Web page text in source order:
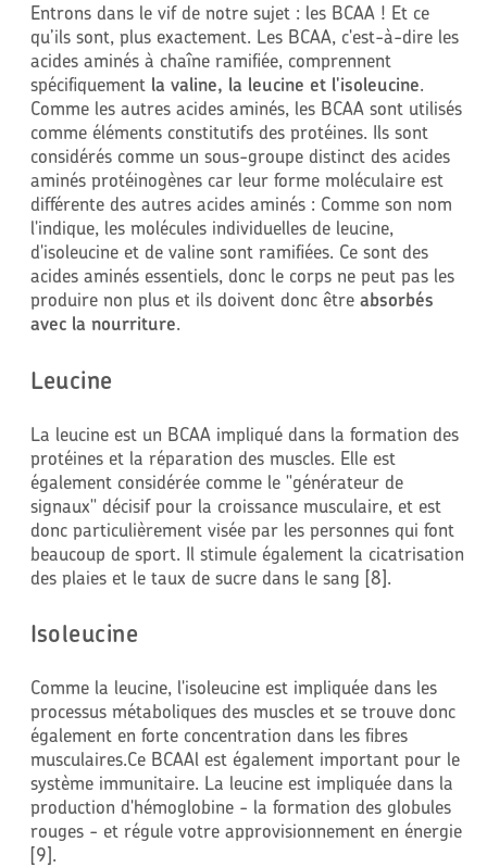
Entrons dans le vif de notre sujet : les BCAA ! Et ce
qu’ils sont, plus exactement. Les BCAA, c'est-à-dire les
acides aminés à chaîne ramifiée, comprennent
spécifiquement la valine, la leucine et l'isoleucine.
Comme les autres acides aminés, les BCAA sont utilisés
comme éléments constitutifs des protéines. Ils sont
considérés comme un sous-groupe distinct des acides
aminés protéinogènes car leur forme moléculaire est
différente des autres acides aminés : Comme son nom
l'indique, les molécules individuelles de leucine,
d'isoleucine et de valine sont ramifiées. Ce sont des
acides aminés essentiels, donc le corps ne peut pas les
produire non plus et ils doivent donc être absorbés
avec la nourriture.
Leucine
La leucine est un BCAA impliqué dans la formation des
protéines et la réparation des muscles. Elle est
également considérée comme le "générateur de
signaux" décisif pour la croissance musculaire, et est
donc particulièrement visée par les personnes qui font
beaucoup de sport. Il stimule également la cicatrisation
des plaies et le taux de sucre dans le sang [8].
Isoleucine
Comme la leucine, l'isoleucine est impliquée dans les
processus métaboliques des muscles et se trouve donc
également en forte concentration dans les fibres
musculaires.Ce BCAAl est également important pour le
système immunitaire. La leucine est impliquée dans la
production d'hémoglobine - la formation des globules
rouges - et régule votre approvisionnement en énergie
[9].